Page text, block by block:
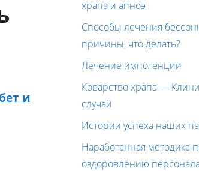
храпа и апноэ
Способы лечения
причины, что делать?
Лечение импотенции
Коварство храпа —
случай
Истории успеха наших
Наработанная методика
оздоровлению